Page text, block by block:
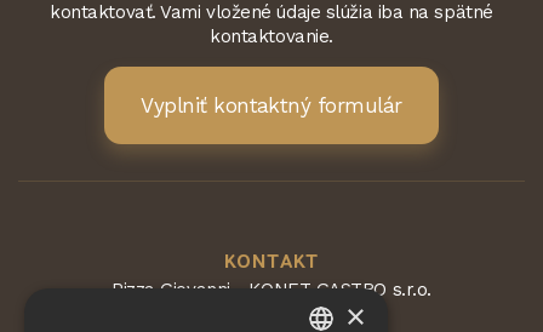
kontaktovať. Vami vložené údaje slúžia iba na spätné
kontaktovanie.
Vyplniť kontaktný formulár
KONTAKT
Pizza Giovanni - KONET GASTRO s.r.o.
Dvorská 168
×